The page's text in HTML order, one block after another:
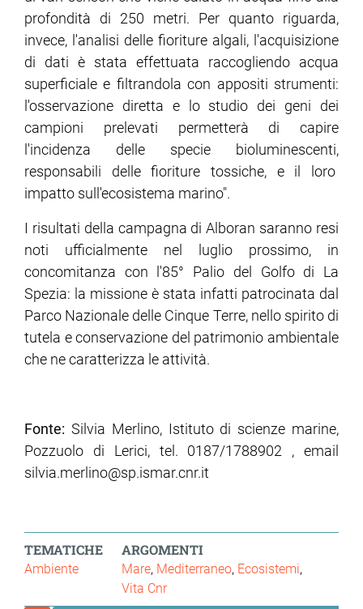
profondità di 250 metri. Per quanto riguarda,
invece, l'analisi delle fioriture algali, l'acquisizione
di dati è stata effettuata raccogliendo acqua
superficiale e filtrandola con appositi strumenti:
l'osservazione diretta e lo studio dei geni dei
campioni prelevati permetterà di capire
l'incidenza delle specie bioluminescenti,
responsabili delle fioriture tossiche, e il loro
impatto sull'ecosistema marino".
I risultati della campagna di Alboran saranno resi
noti ufficialmente nel luglio prossimo, in
concomitanza con l'85° Palio del Golfo di La
Spezia: la missione è stata infatti patrocinata dal
Parco Nazionale delle Cinque Terre, nello spirito di
tutela e conservazione del patrimonio ambientale
che ne caratterizza le attività.
Fonte: Silvia Merlino, Istituto di scienze marine,
Pozzuolo di Lerici, tel. 0187/1788902 , email
silvia.merlino@sp.ismar.cnr.it
TEMATICHE
Ambiente
ARGOMENTI
Mare Mediterraneo Ecosistemi
Vita Cnr